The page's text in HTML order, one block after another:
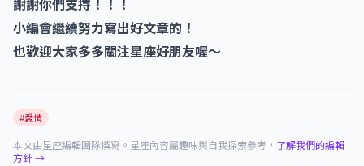
謝謝你們支持！！！
小編會繼續努力寫出好文章的！
也歡迎大家多多關注星座好朋友喔～
#愛情
本文由星座編輯團隊撰寫。星座內容屬趣味與自我探索參考， 了解我們的編輯
方針 →